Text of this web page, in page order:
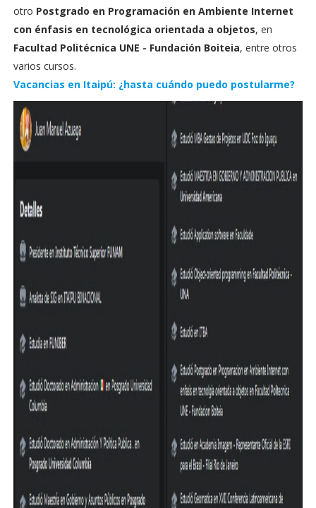
otro Postgrado en Programación en Ambiente Internet
con énfasis en tecnológica orientada a objetos, en
Facultad Politécnica UNE - Fundación Boiteia, entre otros
varios cursos.
Vacancias en Itaipú: ¿hasta cuándo puedo postularme?